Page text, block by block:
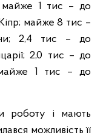
майже 1 тис – до
майже 8 тис –
2,4 тис – до
2,0 тис – до
1 тис – до
роботу і мають
можливість її